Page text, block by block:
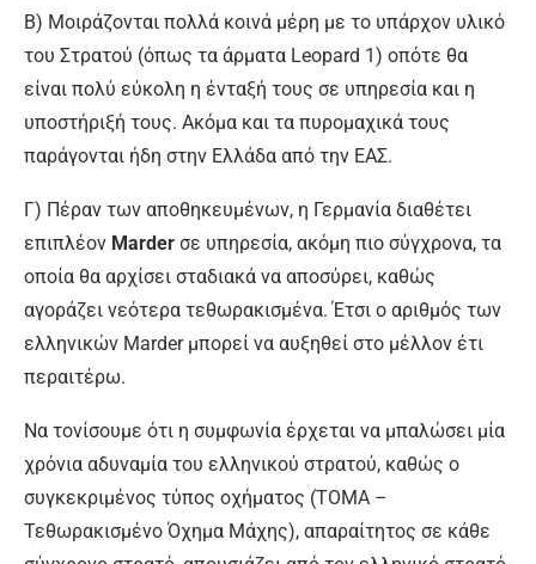
Β) Μοιράζονται πολλά κοινά μέρη με το υπάρχον υλικό
του Στρατού (όπως τα άρματα Leopard 1) οπότε θα
είναι πολύ εύκολη η ένταξή τους σε υπηρεσία και η
υποστήριξή τους. Ακόμα και τα πυρομαχικά τους
παράγονται ήδη στην Ελλάδα από την ΕΑΣ.
Γ) Πέραν των αποθηκευμένων, η Γερμανία διαθέτει
επιπλέον Marder σε υπηρεσία, ακόμη πιο σύγχρονα, τα
οποία θα αρχίσει σταδιακά να αποσύρει, καθώς
αγοράζει νεότερα τεθωρακισμένα. Έτσι ο αριθμός των
ελληνικών Marder μπορεί να αυξηθεί στο μέλλον έτι
περαιτέρω.
Να τονίσουμε ότι η συμφωνία έρχεται να μπαλώσει μία
χρόνια αδυναμία του ελληνικού στρατού, καθώς ο
συγκεκριμένος τύπος οχήματος (ΤΟΜΑ –
Τεθωρακισμένο Όχημα Μάχης), απαραίτητος σε κάθε